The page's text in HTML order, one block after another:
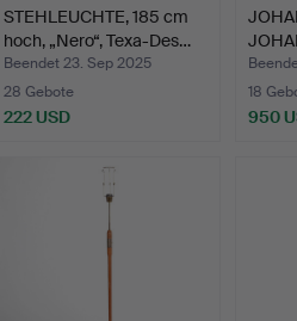
STEHLEUCHTE, 185 cm
hoch, „Nero“, Texa-Des…
Beendet 23. Sep 2025
28 Gebote
222 USD
1943.
18
950